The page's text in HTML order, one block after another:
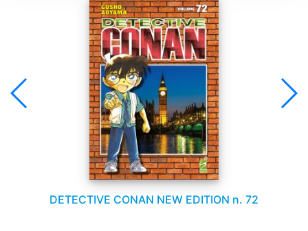
DETECTIVE CONAN NEW EDITION n. 72